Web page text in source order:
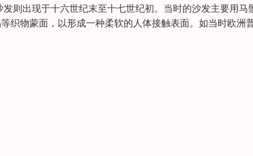
则出现于十六世纪末至十七世纪初。当时的沙发主要用马
织物蒙面，以形成一种柔软的人体接触表面。如当时欧洲